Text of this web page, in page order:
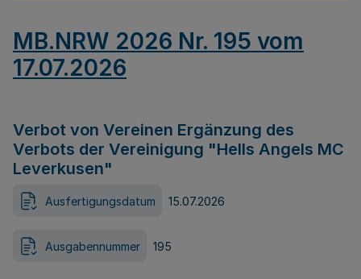
MB.NRW 2026 Nr. 195 vom
17.07.2026
Verbot von Vereinen Ergänzung des
Verbots der Vereinigung "Hells Angels MC
Leverkusen"
Ausfertigungsdatum 15.07.2026
Ausgabennummer 195